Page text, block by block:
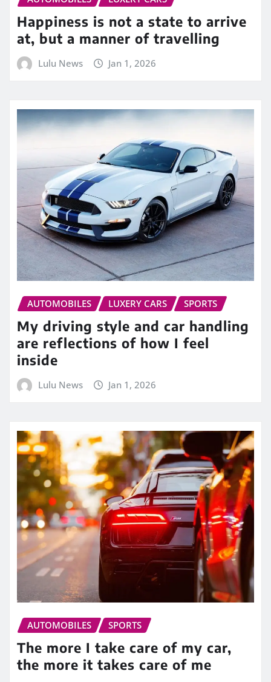
Happiness is not a state to arrive
at, but a manner of travelling
Lulu News Jan 1, 2026
AUTOMOBILES LUXERY CARS SPORTS
My driving style and car handling
are reflections of how I feel
inside
Lulu News Jan 1, 2026
AUTOMOBILES SPORTS
The more I take care of my car,
the more it takes care of me